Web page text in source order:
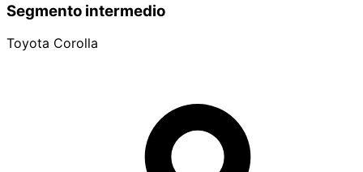
Segmento intermedio
Toyota Corolla